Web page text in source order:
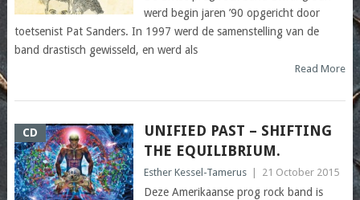
werd begin jaren ’90 opgericht door
toetsenist Pat Sanders. In 1997 werd de samenstelling van de
band drastisch gewisseld, en werd als
Read More
CD
UNIFIED PAST – SHIFTING
THE EQUILIBRIUM.
Esther Kessel-Tamerus 21 October 2015
Deze Amerikaanse prog rock band is